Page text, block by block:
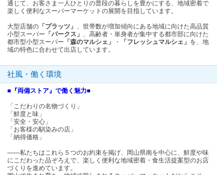
通じて、お客さま一人ひとりの普段の暮らしを豊かにする、地域密着で
楽しく便利なスーパーマーケットの展開を目指しています。
大型店舗の 「プラッツ」
、世帯数が増加傾向にある地域に向けた高品質
小型スーパー 「パークス」
、高齢者・単身者が集中する都市部に向けた
都市型小型スーパー 「森のマルシェ」 ・ 「フレッシュマルシェ」 を、地
域の特色に合わせて出店しています。
社風・働く環境
■『両備ストア』で働く魅力■
「こだわりの名物づくり」
「鮮度と味」
「安全・安心」
「お客様の馴染みの店」
「納得価格」
――私たちはこれら５つのお約束を掲げ、岡山県南を中心に、鮮度や味
にこだわった品ぞろえで、楽しく便利な地域密着・食生活提案型のお店
づくりを進めています。